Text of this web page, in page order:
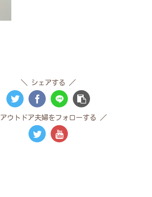
シェアする
アウトドア夫婦をフォローする